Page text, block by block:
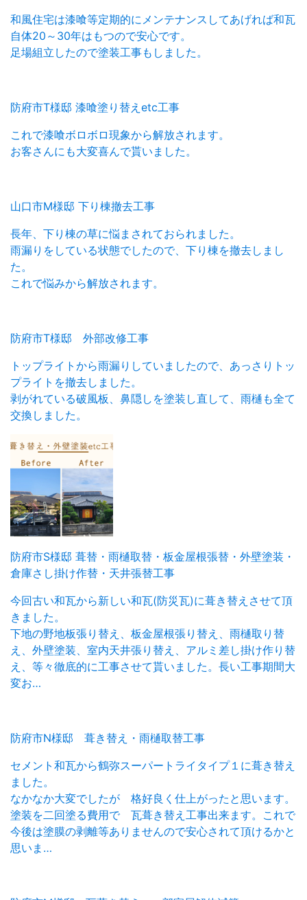
和風住宅は漆喰等定期的にメンテナンスしてあげれば和瓦
自体20～30年はもつので安心です。
足場組立したので塗装工事もしました。
防府市T様邸 漆喰塗り替えetc工事
これで漆喰ボロボロ現象から解放されます。
お客さんにも大変喜んで貰いました。
山口市M様邸 下り棟撤去工事
長年、下り棟の草に悩まされておられました。
雨漏りをしている状態でしたので、下り棟を撤去しまし
た。
これで悩みから解放されます。
防府市T様邸 外部改修工事
トップライトから雨漏りしていましたので、あっさりトッ
プライトを撤去しました。
剥がれている破風板、鼻隠しを塗装し直して、雨樋も全て
交換しました。
防府市S様邸 葺替・雨樋取替・板金屋根張替・外壁塗装・
倉庫さし掛け作替・天井張替工事
今回古い和瓦から新しい和瓦(防災瓦)に葺き替えさせて頂
きました。
下地の野地板張り替え、板金屋根張り替え、雨樋取り替
え、外壁塗装、室内天井張り替え、アルミ差し掛け作り替
え、等々徹底的に工事させて貰いました。長い工事期間大
変お…
防府市N様邸 葺き替え・雨樋取替工事
セメント和瓦から鶴弥スーパートライタイプ１に葺き替え
ました。
なかなか大変でしたが 格好良く仕上がったと思います。
塗装を二回塗る費用で 瓦葺き替え工事出来ます。これで
今後は塗膜の剥離等ありませんので安心されて頂けるかと
思いま…